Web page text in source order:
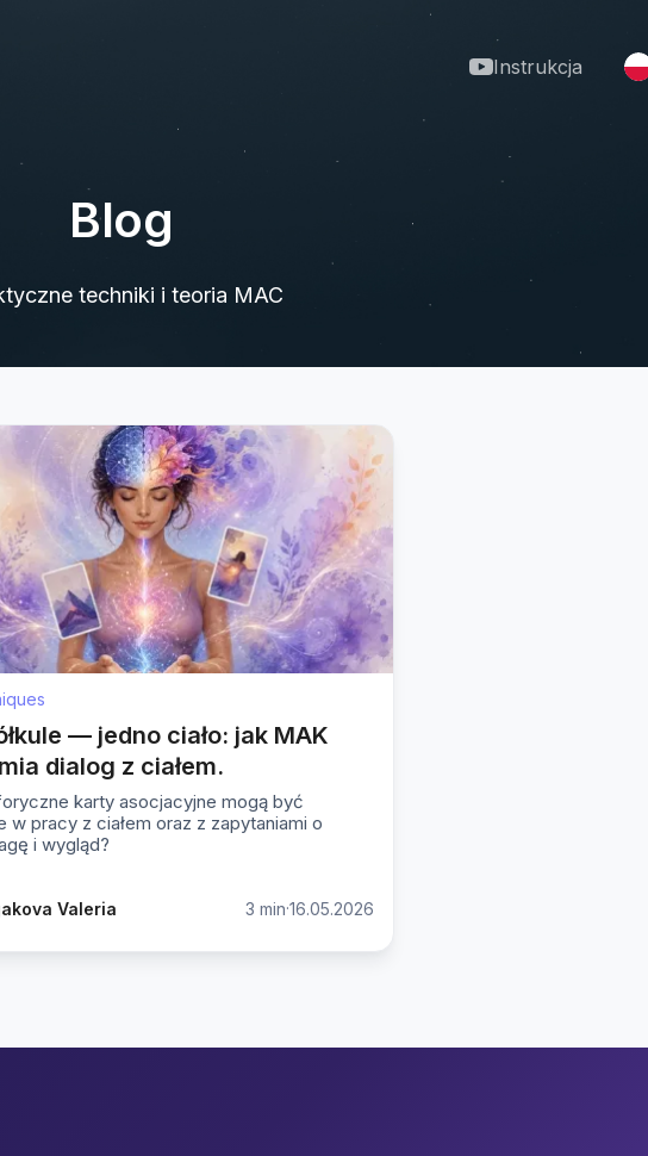
Instrukcja
Blog
techniki i teoria MAC
— jedno ciało: jak MAK
dialog z ciałem.
karty asocjacyjne mogą być
w pracy z ciałem oraz z zapytaniami o
i wygląd?
Valeria 3 min·16.05.2026